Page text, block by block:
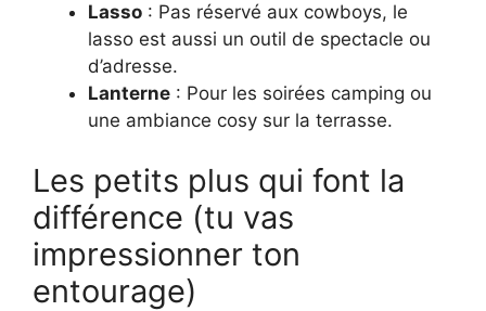
Lasso : Pas réservé aux cowboys, le
lasso est aussi un outil de spectacle ou
d’adresse.
Lanterne : Pour les soirées camping ou
une ambiance cosy sur la terrasse.
Les petits plus qui font la
différence (tu vas
impressionner ton
entourage)